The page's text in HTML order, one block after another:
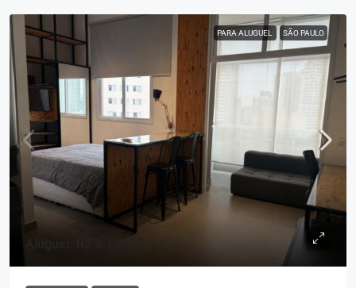
PARA ALUGUEL SÃO PAULO